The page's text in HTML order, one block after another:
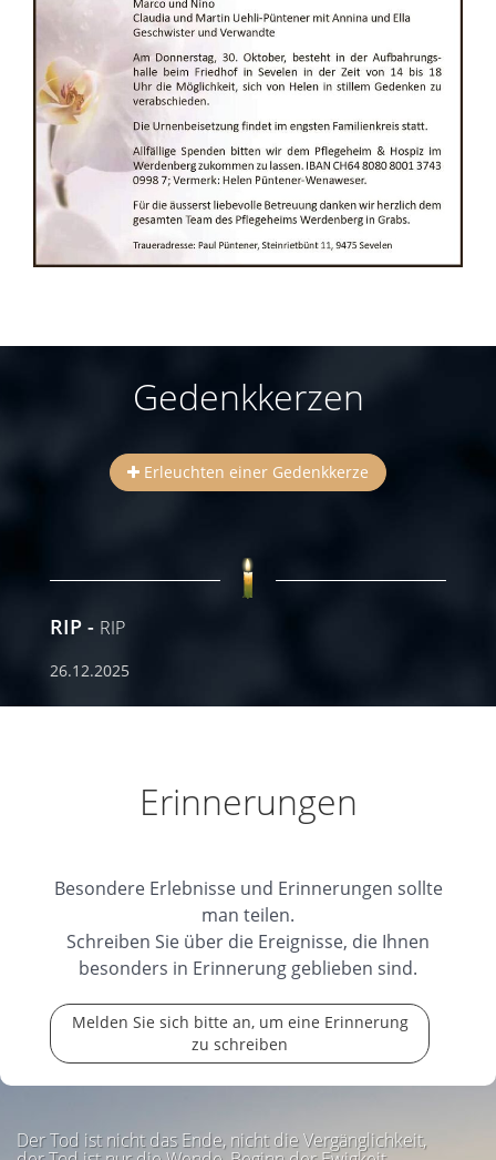
Gedenkkerzen
Erleuchten einer Gedenkkerze
RIP RIP
26.12.2025
Erinnerungen
Besondere Erlebnisse und Erinnerungen sollte
man teilen.
Schreiben Sie über die Ereignisse, die Ihnen
besonders in Erinnerung geblieben sind.
Melden Sie sich bitte an, um eine Erinnerung
zu schreiben
Der Tod ist nicht das Ende, nicht die Vergänglichkeit,